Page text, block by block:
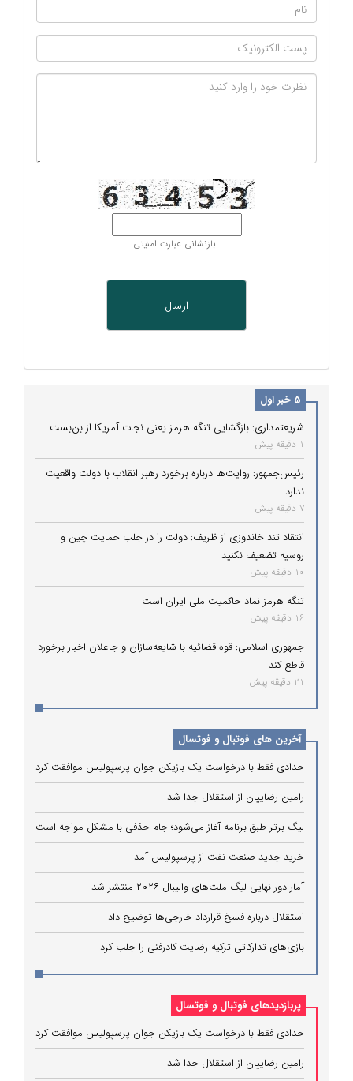
بازنشانی عبارت امنیتی
5 خبر اول
شریعتمداری: بازگشایی تنگه هرمز یعنی نجات آمریکا از بن‌بست
1 دقیقه پیش
رئیس‌جمهور: روایت‌ها درباره برخورد رهبر انقلاب با دولت واقعیت
ندارد
7 دقیقه پیش
انتقاد تند خاندوزی از ظریف: دولت را در جلب حمایت چین و
روسیه تضعیف نکنید
10 دقیقه پیش
تنگه هرمز نماد حاکمیت ملی ایران است
16 دقیقه پیش
جمهوری اسلامی: قوه قضائیه با شایعه‌سازان و جاعلان اخبار برخورد
قاطع کند
21 دقیقه پیش
آخرین های فوتبال و فوتسال
حدادی فقط با درخواست یک بازیکن جوان پرسپولیس موافقت کرد
رامین رضاییان از استقلال جدا شد
لیگ برتر طبق برنامه آغاز می‌شود؛ جام حذفی با مشکل مواجه است
خرید جدید صنعت نفت از پرسپولیس آمد
آمار دور نهایی لیگ ملت‌های والیبال ۲۰۲۶ منتشر شد
استقلال درباره فسخ قرارداد خارجی‌ها توضیح داد
بازی‌های تدارکاتی ترکیه رضایت کادرفنی را جلب کرد
پربازدیدهای فوتبال و فوتسال
حدادی فقط با درخواست یک بازیکن جوان پرسپولیس موافقت کرد
رامین رضاییان از استقلال جدا شد